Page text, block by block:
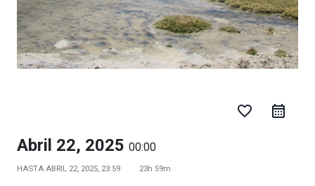
favorite_border
Abril 22, 2025 00:00
HASTA ABRIL 22, 2025, 23:59 23h 59m